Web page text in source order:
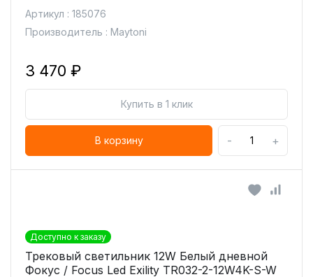
Артикул : 185076
Производитель : Maytoni
3 470 ₽
Купить в 1 клик
В корзину - +
Доступно к заказу
Трековый светильник 12W Белый дневной
Фокус / Focus Led Exility TR032-2-12W4K-S-W